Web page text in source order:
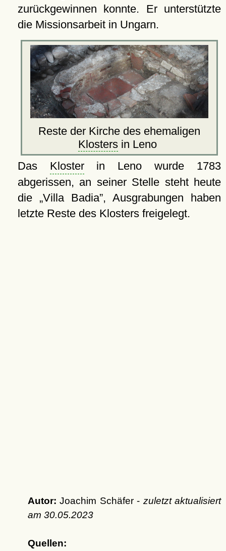
zurückgewinnen konnte. Er unterstützte
die Missionsarbeit in Ungarn.
Reste der Kirche des ehemaligen
Klosters in Leno
Das Klosterin Leno wurde 1783
abgerissen, an seiner Stelle steht heute
die
Villa Badia , Ausgrabungen haben
letzte Reste des Klosters freigelegt.
Autor: Joachim Schäfer - zuletzt aktualisiert
am 30.05.2023
Quellen: